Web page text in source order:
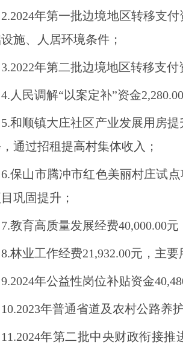
2.2024年第一批边境地区转移支付
施、人居环境条件；
3.2022年第二批边境地区转移支付
4.人民调解“以案定补”资金2,
5.和顺镇大庄社区产业发展用房
通过招租提高村集体收入；
6.保山市腾冲市红色美丽村庄试
巩固提升；
7.教育高质量发展经费40,000.00
8.林业工作经费21,932.00元，主
9.2024年公益性岗位补贴资金
10.2023年普通省道及农村公路养
11.2024年第二批中央财政衔接